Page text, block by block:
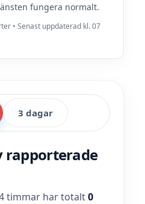
fungera normalt.
• Senast uppdaterad kl. 07
3 dagar
rapporterade
timmar har totalt0